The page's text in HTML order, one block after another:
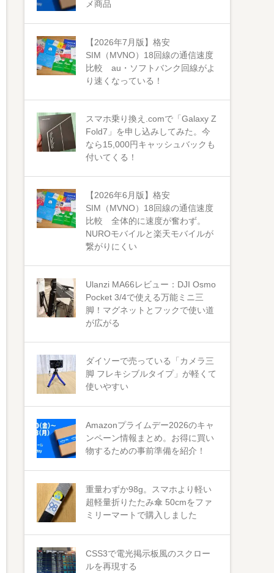
メ商品
【2026年7月版】格安
SIM（MVNO）18回線の通信速度
比較 au・ソフトバンク回線がよ
り速くなっている！
スマホ乗り換え.comで「Galaxy Z
Fold7」を申し込みしてみた。今
なら15,000円キャッシュバックも
付いてくる！
【2026年6月版】格安
SIM（MVNO）18回線の通信速度
比較 全体的に速度が奮わず。
NUROモバイルと楽天モバイルが
繋がりにくい
Ulanzi MA66レビュー：DJI Osmo
Pocket 3/4で使える万能ミニ三
脚！マグネットとフックで使い道
が広がる
ダイソーで売っている「カメラ三
脚 フレキシブルタイプ」が軽くて
使いやすい
Amazonプライムデー2026のキャ
ンペーン情報まとめ。お得に買い
物するための事前準備を紹介！
重量わずか98g。スマホより軽い
超軽量折りたたみ傘 50cmをファ
ミリーマートで購入しました
CSS3で電光掲示板風のスクロー
ルを再現する